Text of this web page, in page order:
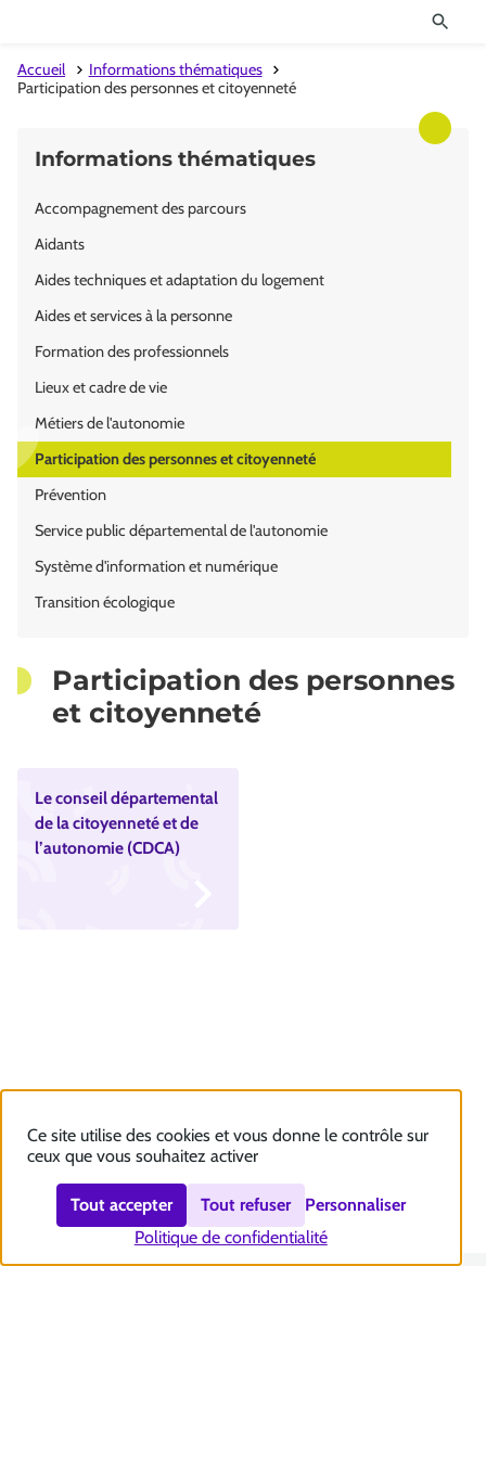
Accueil
Informations thématiques
Participation des personnes et citoyenneté
Informations thématiques
Accompagnement des parcours
Aidants
Aides techniques et adaptation du logement
Aides et services à la personne
Formation des professionnels
Lieux et cadre de vie
Métiers de l'autonomie
Participation des personnes et citoyenneté
Prévention
Service public départemental de l'autonomie
Système d'information et numérique
Transition écologique
Participation des personnes
et citoyenneté
Le conseil départemental
de la citoyenneté et de
l’autonomie (CDCA)
Ce site utilise des cookies et vous donne le contrôle sur
ceux que vous souhaitez activer
Tout accepter Tout refuser
Personnaliser
Politique de confidentialité